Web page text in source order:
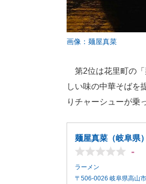
画像：麺屋真菜
第2位は花里町の「
しい味の中華そばを
りチャーシューが乗
麺屋真菜（岐阜県）
-
ラーメン
〒506-0026 岐阜県高山